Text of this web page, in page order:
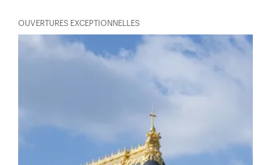
OUVERTURES EXCEPTIONNELLES